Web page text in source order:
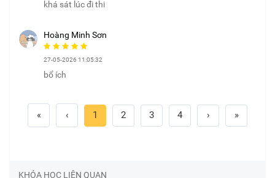
khá sát lúc đi thi
Hoàng Minh Sơn
27-05-2026 11:05:32
bổ ích
« ‹ 1 2 3 4 › »
KHÓA HỌC LIÊN QUAN